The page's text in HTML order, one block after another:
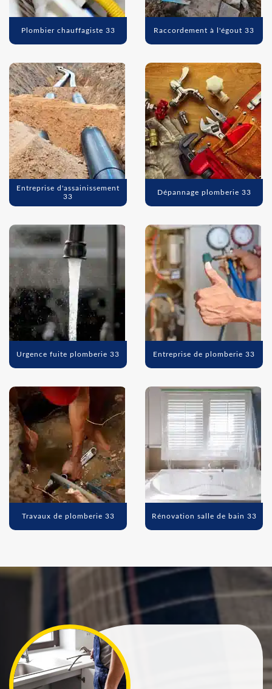
Plombier chauffagiste 33 Raccordement à l'égout 33
Entreprise d'assainissement
33
Dépannage plomberie 33
Urgence fuite plomberie 33 Entreprise de plomberie 33
Travaux de plomberie 33 Rénovation salle de bain 33